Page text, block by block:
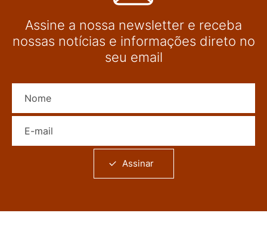
Assine a nossa newsletter e receba
nossas notícias e informações direto no
seu email
Assinar